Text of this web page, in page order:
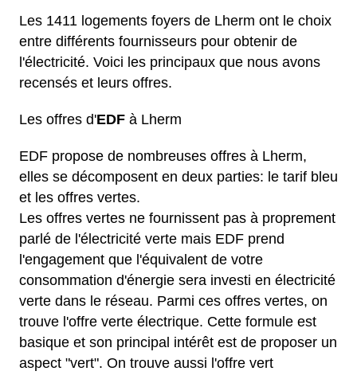
Les 1411 logements foyers de Lherm ont le choix
entre différents fournisseurs pour obtenir de
l'électricité. Voici les principaux que nous avons
recensés et leurs offres.
Les offres d'EDF à Lherm
EDF propose de nombreuses offres à Lherm,
elles se décomposent en deux parties: le tarif bleu
et les offres vertes.
Les offres vertes ne fournissent pas à proprement
parlé de l'électricité verte mais EDF prend
l'engagement que l'équivalent de votre
consommation d'énergie sera investi en électricité
verte dans le réseau. Parmi ces offres vertes, on
trouve l'offre verte électrique. Cette formule est
basique et son principal intérêt est de proposer un
aspect "vert". On trouve aussi l'offre vert